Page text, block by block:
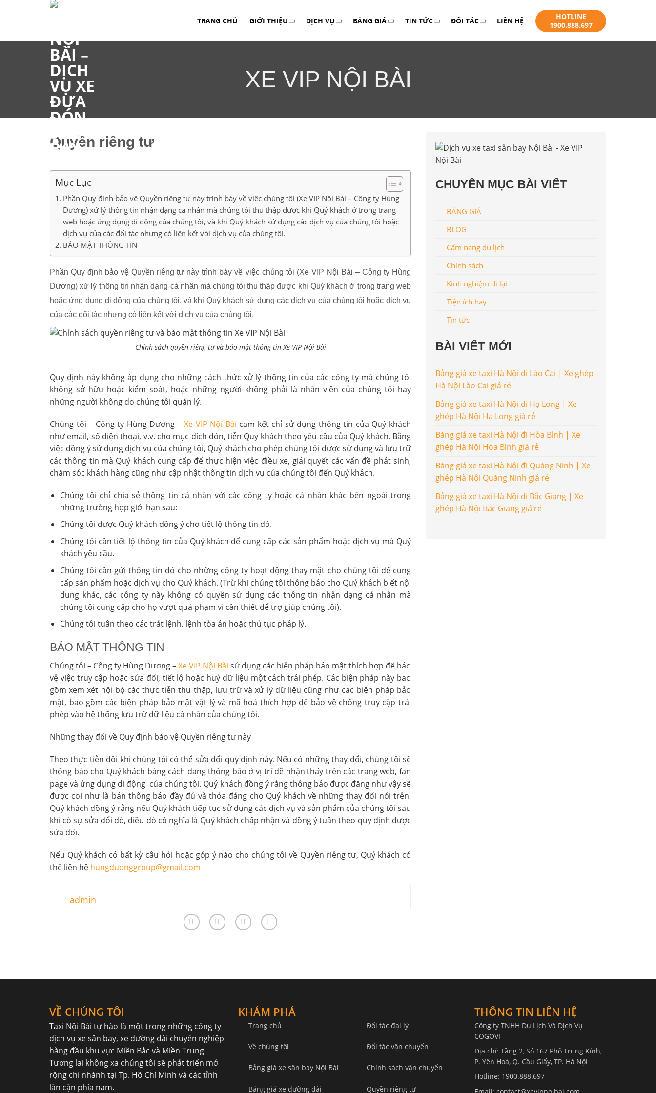
dung
TRANG CHỦ GIỚI THIỆU DỊCH VỤ BẢNG GIÁ TIN TỨC ĐỐI TÁC LIÊN HỆ
HOTLINE
1900.888.697
XE VIP NỘI BÀI
Quyền riêng tư
Mục Lục
Phần Quy định bảo vệ Quyền riêng tư này trình bày về việc chúng tôi (Xe VIP Nội Bài – Công ty Hùng
Dương) xử lý thông tin nhận dạng cá nhân mà chúng tôi thu thập được khi Quý khách ở trong trang
web hoặc ứng dụng di động của chúng tôi, và khi Quý khách sử dụng các dịch vụ của chúng tôi hoặc
dịch vụ của các đối tác nhưng có liên kết với dịch vụ của chúng tôi.
BẢO MẬT THÔNG TIN
Phần Quy định bảo vệ Quyền riêng tư này trình bày về việc chúng tôi (Xe VIP Nội Bài – Công ty Hùng
Dương) xử lý thông tin nhận dạng cá nhân mà chúng tôi thu thập được khi Quý khách ở trong trang web
hoặc ứng dụng di động của chúng tôi, và khi Quý khách sử dụng các dịch vụ của chúng tôi hoặc dịch vụ
của các đối tác nhưng có liên kết với dịch vụ của chúng tôi.
Chính sách quyền riêng tư và bảo mật thông tin Xe VIP Nội Bài
Quy định này không áp dụng cho những cách thức xử lý thông tin của các công ty mà chúng tôi
không sở hữu hoặc kiểm soát, hoặc những người không phải là nhân viên của chúng tôi hay
những người không do chúng tôi quản lý.
Chúng tôi – Công ty Hùng Dương –Xe VIP Nội Bài cam kết chỉ sử dụng thông tin của Quý khách
như email, số điện thoại, v.v. cho mục đích đón, tiễn Quy khách theo yêu cầu của Quý khách. Bằng
việc đồng ý sử dụng dịch vụ của chúng tôi, Quý khách cho phép chúng tôi được sử dụng và lưu trữ
các thông tin mà Quý khách cung cấp để thực hiện việc điều xe, giải quyết các vấn đề phát sinh,
chăm sóc khách hàng cũng như cập nhật thông tin dịch vụ của chúng tôi đến Quý khách.
Chúng tôi chỉ chia sẻ thông tin cá nhân với các công ty hoặc cá nhân khác bên ngoài trong
những trường hợp giới hạn sau:
Chúng tôi được Quý khách đồng ý cho tiết lộ thông tin đó.
Chúng tôi cần tiết lộ thông tin của Quý khách để cung cấp các sản phẩm hoặc dịch vụ mà Quý
khách yêu cầu.
Chúng tôi cần gửi thông tin đó cho những công ty hoạt động thay mặt cho chúng tôi để cung
cấp sản phẩm hoặc dịch vụ cho Quý khách. (Trừ khi chúng tôi thông báo cho Quý khách biết nội
dung khác, các công ty này không có quyền sử dụng các thông tin nhận dạng cá nhân mà
chúng tôi cung cấp cho họ vượt quá phạm vi cần thiết để trợ giúp chúng tôi).
Chúng tôi tuân theo các trát lệnh, lệnh tòa án hoặc thủ tục pháp lý.
BẢO MẬT THÔNG TIN
Chúng tôi – Công ty Hùng Dương –Xe VIP Nội Bài sử dụng các biện pháp bảo mật thích hợp để bảo
vệ việc truy cập hoặc sửa đổi, tiết lộ hoặc huỷ dữ liệu một cách trái phép. Các biện pháp này bao
gồm xem xét nội bộ các thực tiễn thu thập, lưu trữ và xử lý dữ liệu cũng như các biện pháp bảo
mật, bao gồm các biện pháp bảo mật vật lý và mã hoá thích hợp để bảo vệ chống truy cập trái
phép vào hệ thống lưu trữ dữ liệu cá nhân của chúng tôi.
Những thay đổi về Quy định bảo vệ Quyền riêng tư này
Theo thực tiễn đôi khi chúng tôi có thể sửa đổi quy định này. Nếu có những thay đổi, chúng tôi sẽ
thông báo cho Quý khách bằng cách đăng thông báo ở vị trí dễ nhận thấy trên các trang web, fan
page và ứng dụng di động của chúng tôi. Quý khách đồng ý rằng thông báo được đăng như vậy sẽ
được coi như là bản thông báo đầy đủ và thỏa đáng cho Quý khách về những thay đổi nói trên.
Quý khách đồng ý rằng nếu Quý khách tiếp tục sử dụng các dịch vụ và sản phẩm của chúng tôi sau
khi có sự sửa đổi đó, điều đó có nghĩa là Quý khách chấp nhận và đồng ý tuân theo quy định được
sửa đổi.
Nếu Quý khách có bất kỳ câu hỏi hoặc góp ý nào cho chúng tôi về Quyền riêng tư, Quý khách có
thể liên hệ hungduonggroup@gmail.com
admin
CHUYÊN MỤC BÀI VIẾT
BẢNG GIÁ
BLOG
Cẩm nang du lịch
Chính sách
Kinh nghiệm đi lại
Tiện ích hay
Tin tức
BÀI VIẾT MỚI
Bảng giá xe taxi Hà Nội đi Lào Cai | Xe ghép
Hà Nội Lào Cai giá rẻ
Bảng giá xe taxi Hà Nội đi Hạ Long | Xe
ghép Hà Nội Hạ Long giá rẻ
Bảng giá xe taxi Hà Nội đi Hòa Bình | Xe
ghép Hà Nội Hòa Bình giá rẻ
Bảng giá xe taxi Hà Nội đi Quảng Ninh | Xe
ghép Hà Nội Quảng Ninh giá rẻ
Bảng giá xe taxi Hà Nội đi Bắc Giang | Xe
ghép Hà Nội Bắc Giang giá rẻ
VỀ CHÚNG TÔI
Taxi Nội Bài tự hào là một trong những công ty
dịch vụ xe sân bay, xe đường dài chuyên nghiệp
hàng đầu khu vực Miền Bắc và Miền Trung.
Tương lai không xa chúng tôi sẽ phát triển mở
rộng chi nhánh tại Tp. Hồ Chí Minh và các tỉnh
lân cận phía nam.
KHÁM PHÁ
Trang chủ
Về chúng tôi
Bảng giá xe sân bay Nội Bài
Bảng giá xe đường dài
Đối tác đại lý
Đối tác vận chuyển
Chính sách vận chuyển
Quyền riêng tư
THÔNG TIN LIÊN HỆ
Công ty TNHH Du Lịch Và Dịch Vụ
COGOVI
Địa chỉ: Tầng 2, Số 167 Phố Trung Kính,
P. Yên Hoà, Q. Cầu Giấy, TP. Hà Nội
Hotline: 1900.888.697